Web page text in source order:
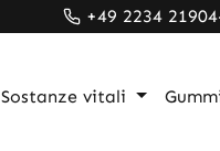
+49 2234
Sostanze vitali